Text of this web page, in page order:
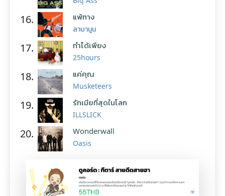
16. แพ้ทาง
ลาบานูน
17. ทำได้เพียง
25hours
18. แค่คุณ
Musketeers
19. รักเมียที่สุดในโลก
ILLSLICK
20. Wonderwall
Oasis